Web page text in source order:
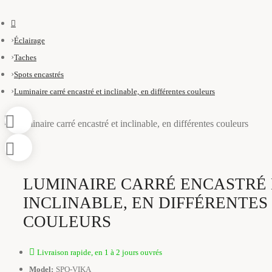
Éclairage
Taches
Spots encastrés
Luminaire carré encastré et inclinable, en différentes couleurs
LUMINAIRE CARRÉ ENCASTRÉ
INCLINABLE, EN DIFFÉRENTES
COULEURS
Livraison rapide, en 1 à 2 jours ouvrés
Model: SPO-VIKA